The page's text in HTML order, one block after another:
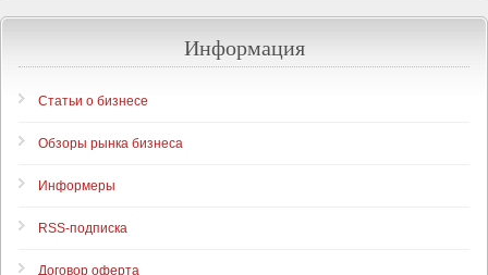
Информация
Статьи о бизнесе
Обзоры рынка бизнеса
Информеры
RSS-подписка
Договор оферта